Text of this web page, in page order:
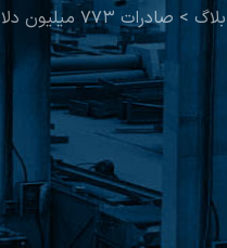
بلاگ > صادرات ۷۷۳ میلیون دلاری چدن، آهن و فولاد ایران به چین